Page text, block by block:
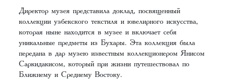
Директор музея представила доклад, посвященный
коллекции узбекского текстиля и ювелирного искусства,
которая ныне находится в музее и включает себя
уникальные предметы из Бухары. Эта коллекция была
передана в дар музею известным коллекционером Янисом
Саркидакисом, который при жизни путешествовал по
Ближнему и Среднему Востоку.